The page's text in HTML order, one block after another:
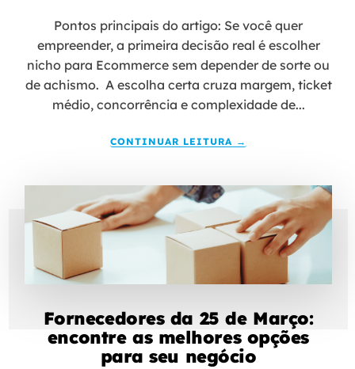
Pontos principais do artigo: Se você quer
empreender, a primeira decisão real é escolher
nicho para Ecommerce sem depender de sorte ou
de achismo. A escolha certa cruza margem, ticket
médio, concorrência e complexidade de...
CONTINUAR LEITURA →
Fornecedores da 25 de Março:
encontre as melhores opções
para seu negócio